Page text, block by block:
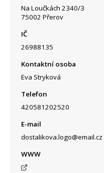
Na Loučkách 2340/3
75002 Přerov
IČ
26988135
Kontaktní osoba
Eva Stryková
Telefon
420581202520
E-mail
dostalikova.logo@email.cz
WWW